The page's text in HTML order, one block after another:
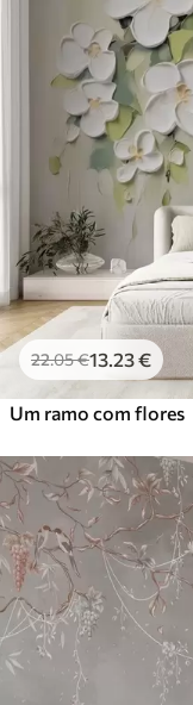
22.05€13 .23€
Um ramo com flores